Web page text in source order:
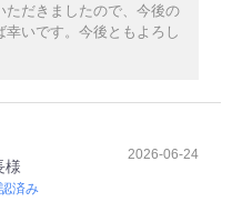
ただきましたので、今後の
幸いです。今後ともよろし
様
済み
2026-06-24